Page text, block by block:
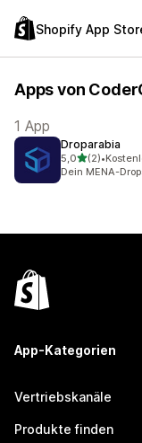
Shopify App
Apps von
1 App
Droparabia
5,0von 5
(2)
2 Rezensionen
•
Dein MENA-
App-Kategorien
Vertriebskanäle
Produkte finden